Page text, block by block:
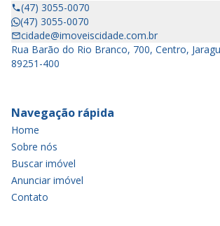
(47) 3055-0070
(47) 3055-0070
cidade@imoveiscidade.com.br
Rua Barão do Rio Branco, 700, Centro,
89251-400
Navegação rápida
Home
Sobre nós
Buscar imóvel
Anunciar imóvel
Contato